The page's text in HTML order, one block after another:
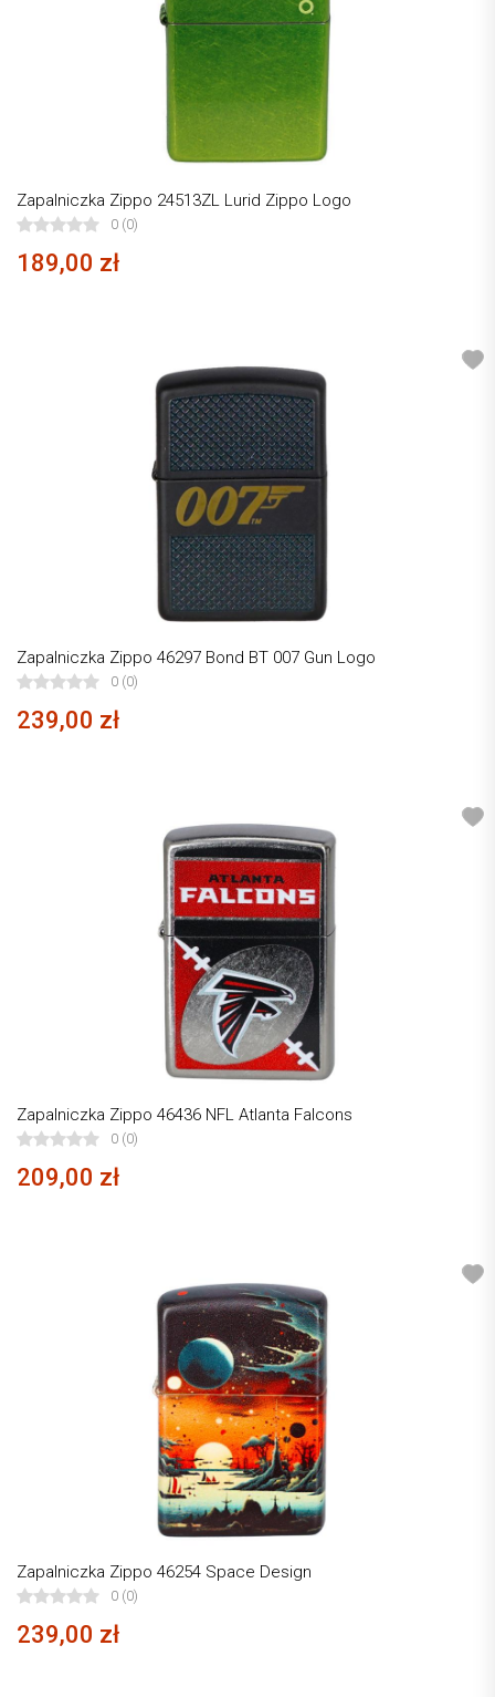
Zapalniczka Zippo 24513ZL Lurid Zippo Logo
0 (0)
189,00 zł
Zapalniczka Zippo 46297 Bond BT 007 Gun Logo
0 (0)
239,00 zł
Zapalniczka Zippo 46436 NFL Atlanta Falcons
0 (0)
209,00 zł
Zapalniczka Zippo 46254 Space Design
0 (0)
239,00 zł